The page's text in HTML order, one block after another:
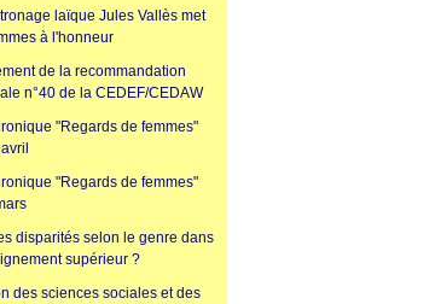
laïque Jules Vallès met
à l'honneur
de la recommandation
n°40 de la CEDEF/CEDAW
"Regards de femmes"
"Regards de femmes"
disparités selon le genre dans
supérieur ?
des sciences sociales et des